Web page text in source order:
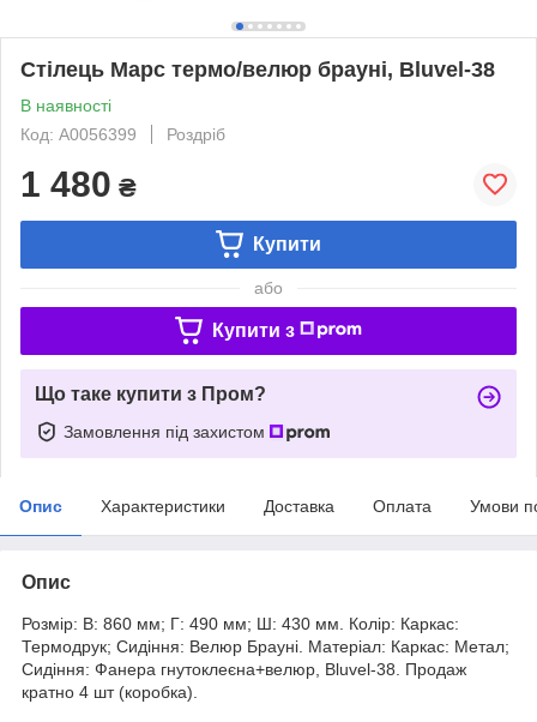
Стілець Марс термо/велюр брауні, Bluvel-38
В наявності
Код: А0056399
Роздріб
1 480 ₴
Купити
або
Купити з
Що таке купити з Пром?
Замовлення під захистом
Опис Характеристики Доставка Оплата Умови
Опис
Розмір: В: 860 мм; Г: 490 мм; Ш: 430 мм. Колір: Каркас:
Термодрук; Сидіння: Велюр Брауні. Матеріал: Каркас: Метал;
Сидіння: Фанера гнутоклеєна+велюр, Bluvel-38. Продаж
кратно 4 шт (коробка).